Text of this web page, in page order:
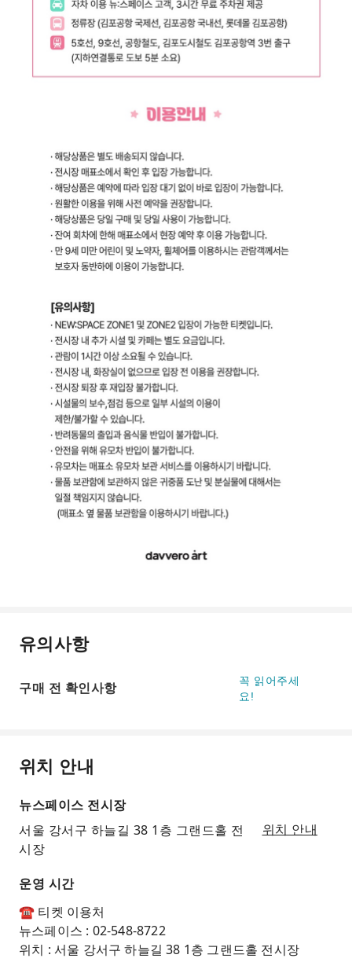
유의사항
구매 전 확인사항
꼭 읽어주세
요!
위치 안내
뉴스페이스 전시장
서울 강서구 하늘길 38 1층 그랜드홀 전
시장
위치 안내
운영 시간
☎ 티켓 이용처
뉴스페이스 : 02-548-8722
위치 : 서울 강서구 하늘길 38 1층 그랜드홀 전시장